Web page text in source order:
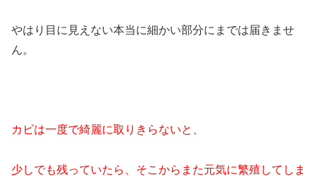
やはり目に見えない本当に細かい部分にまでは届きませ
ん。
カビは一度で綺麗に取りきらないと、
少しでも残っていたら、そこからまた元気に繁殖してしま